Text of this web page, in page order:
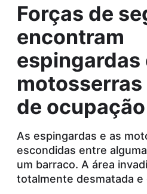
Forças de
encontram
espingardas
motosserras
de
As espingardas e as
escondidas entre
um barraco. A área
totalmente desmatada e